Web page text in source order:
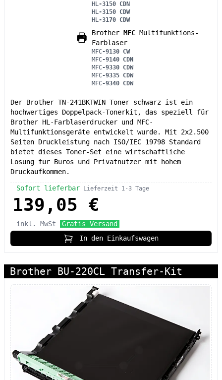
HL -3150 CDN
HL -3150 CDW
HL -3170 CDW
Brother MFC Multifunktions-
Farblaser
MFC-9130 CW
MFC-9140 CDN
MFC-9330 CDW
MFC-9335 CDW
MFC-9340 CDW
Der Brother TN-241BKTWIN Toner schwarz ist ein
hochwertiges Doppelpack-Tonerkit, das speziell für
Brother HL-Farblaserdrucker und MFC-
Multifunktionsgeräte entwickelt wurde. Mit 2x2.500
Seiten Druckleistung nach ISO/IEC 19798 Standard
bietet dieses Toner-Set eine wirtschaftliche
Lösung für Büros und Privatnutzer mit hohem
Druckaufkommen.
Sofort lieferbar Lieferzeit 1-3 Tage
139,05 €
inkl. MwSt
Gratis Versand
In den Einkaufswagen
Brother BU-220CL Transfer-Kit